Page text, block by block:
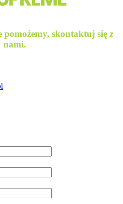
pomożemy, skontaktuj się z
nami.